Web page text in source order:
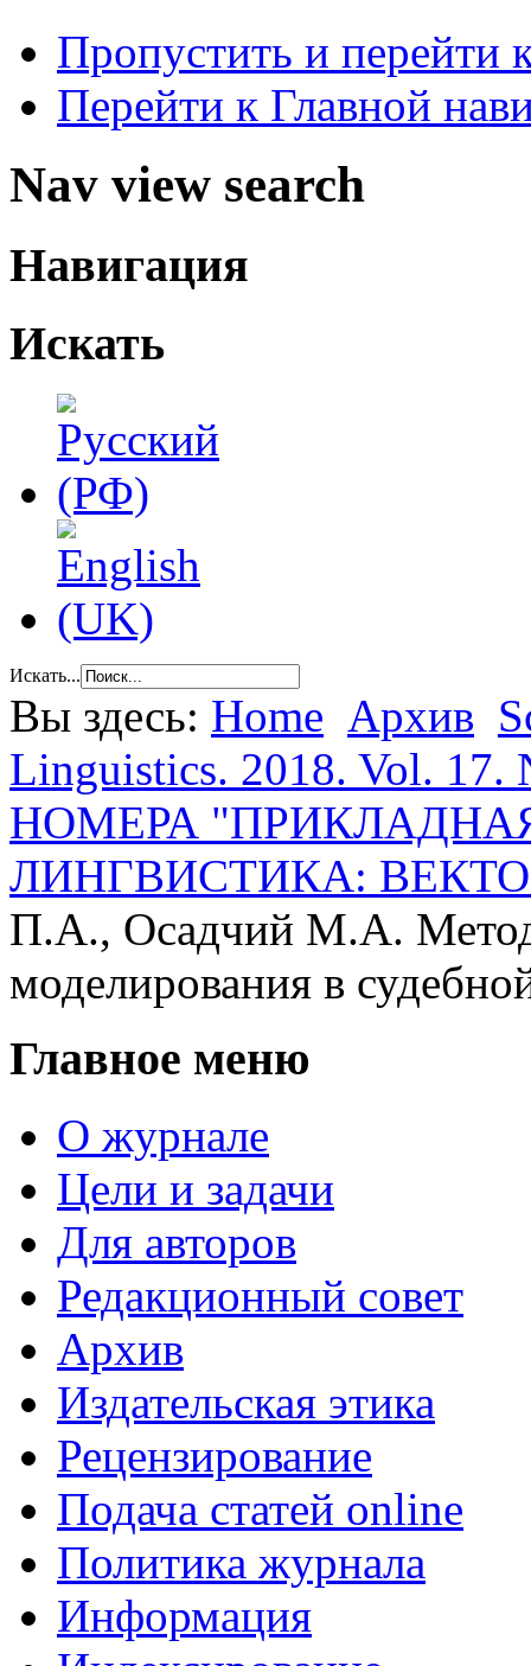
Пропустить и перейти
Перейти к Главной
Nav view search
Навигация
Искать
Искать...
Вы здесь: Home Архив
Linguistics. 2018. Vol. 17.
НОМЕРА
ЛИНГВИСТИКА:
П.А., Осадчий М.А. Метод
моделирования в
Главное меню
О журнале
Цели и задачи
Для авторов
Редакционный совет
Архив
Издательская этика
Рецензирование
Подача статей online
Политика журнала
Информация